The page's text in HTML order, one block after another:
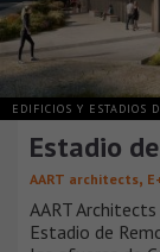
EDIFICIOS Y ESTADIOS
Estadio
AART architects,
AART
Estadio de